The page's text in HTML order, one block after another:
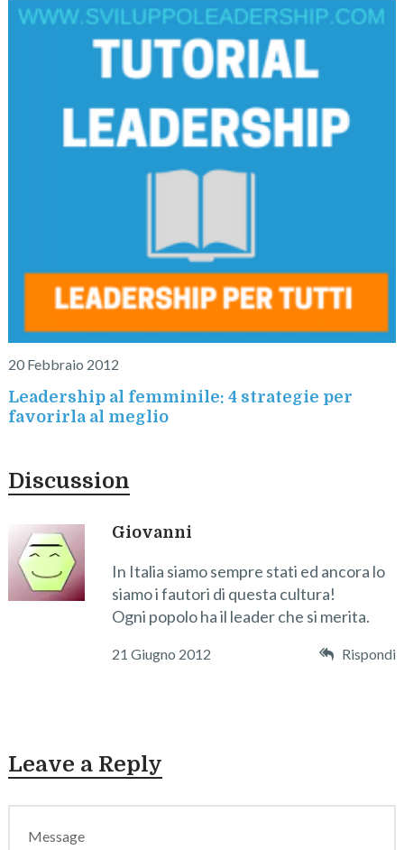
20 Febbraio 2012
Leadership al femminile: 4 strategie per
favorirla al meglio
Discussion
Giovanni
In Italia siamo sempre stati ed ancora lo
siamo i fautori di questa cultura!
Ogni popolo ha il leader che si merita.
21 Giugno 2012 Rispondi
Leave a Reply